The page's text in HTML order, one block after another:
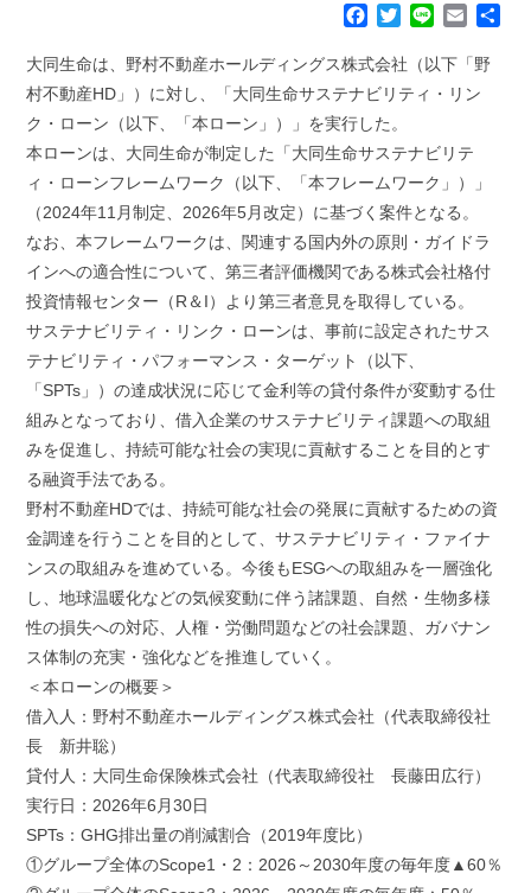
c
e
o
o
k
T
i
t
r
n
E
a
i
大同生命は、野村不動産ホールディングス株式会社（以下「野
村不動産HD」）に対し、「大同生命サステナビリティ・リン
ク・ローン（以下、「本ローン」）」を実行した。
本ローンは、大同生命が制定した「大同生命サステナビリテ
ィ・ローンフレームワーク（以下、「本フレームワーク」）」
（2024年11月制定、2026年5月改定）に基づく案件となる。
なお、本フレームワークは、関連する国内外の原則・ガイドラ
インへの適合性について、第三者評価機関である株式会社格付
投資情報センター（R＆I）より第三者意見を取得している。
サステナビリティ・リンク・ローンは、事前に設定されたサス
テナビリティ・パフォーマンス・ターゲット（以下、
「SPTs」）の達成状況に応じて金利等の貸付条件が変動する仕
組みとなっており、借入企業のサステナビリティ課題への取組
みを促進し、持続可能な社会の実現に貢献することを目的とす
る融資手法である。
野村不動産HDでは、持続可能な社会の発展に貢献するための資
金調達を行うことを目的として、サステナビリティ・ファイナ
ンスの取組みを進めている。今後もESGへの取組みを一層強化
し、地球温暖化などの気候変動に伴う諸課題、自然・生物多様
性の損失への対応、人権・労働問題などの社会課題、ガバナン
ス体制の充実・強化などを推進していく。
＜本ローンの概要＞
借入人：野村不動産ホールディングス株式会社（代表取締役社
長 新井聡）
貸付人：大同生命保険株式会社（代表取締役社 長藤田広行）
実行日：2026年6月30日
SPTs：GHG排出量の削減割合（2019年度比）
①グループ全体のScope1・2：2026～2030年度の毎年度▲60％